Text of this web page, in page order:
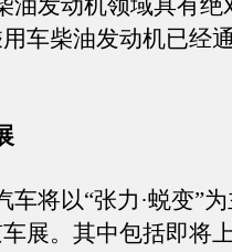
油发动机领域具有绝
车柴油发动机已经
将以“张力·蜕变”为
展。其中包括即将